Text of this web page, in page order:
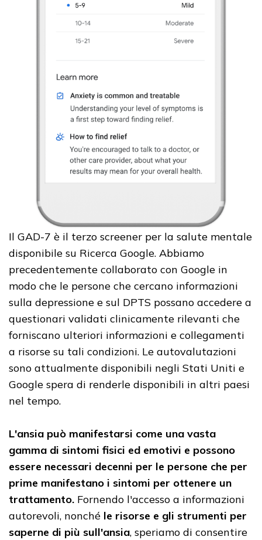
Il GAD-7 è il terzo screener per la salute mentale
disponibile su Ricerca Google. Abbiamo
precedentemente collaborato con Google in
modo che le persone che cercano informazioni
sulla depressione e sul DPTS possano accedere a
questionari validati clinicamente rilevanti che
forniscano ulteriori informazioni e collegamenti
a risorse su tali condizioni. Le autovalutazioni
sono attualmente disponibili negli Stati Uniti e
Google spera di renderle disponibili in altri paesi
nel tempo.
L'ansia può manifestarsi come una vasta
gamma di sintomi fisici ed emotivi e possono
essere necessari decenni per le persone che per
prime manifestano i sintomi per ottenere un
trattamento. Fornendo l'accesso a informazioni
autorevoli, nonché le risorse e gli strumenti per
saperne di più sull'ansia, speriamo di consentire